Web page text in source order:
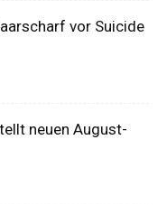
vor Suicide
neuen August-